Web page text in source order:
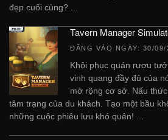
đẹp cuối cùng? ...
Tavern Manager
ĐĂNG VÀO NGÀY: 30/09/
Khôi phục quán rượu
vinh quang đầy đủ của
mở rộng cơ sở. Nấu
tâm trạng của du khách. Tạo một bầu
những cuộc phiêu lưu khó quên! ...